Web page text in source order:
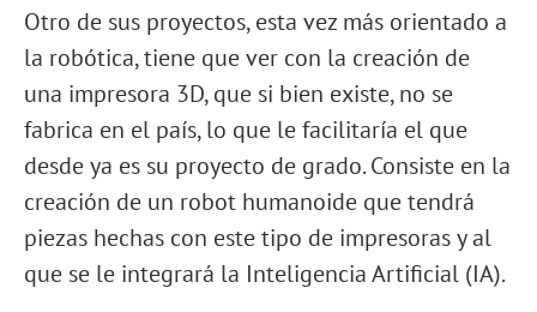
Otro de sus proyectos, esta vez más orientado a
la robótica, tiene que ver con la creación de
una impresora 3D, que si bien existe, no se
fabrica en el país, lo que le facilitaría el que
desde ya es su proyecto de grado. Consiste en la
creación de un robot humanoide que tendrá
piezas hechas con este tipo de impresoras y al
que se le integrará la Inteligencia Artificial (IA).